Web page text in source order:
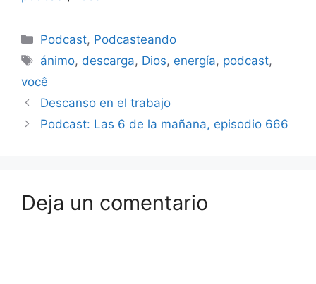
Payphone ft. Wiz
Categorías
Podcast, Podcasteando
Etiquetas
ánimo, descarga, Dios, energía, podcast,
você
Descanso en el trabajo
Podcast: Las 6 de la mañana, episodio 666
Deja un comentario